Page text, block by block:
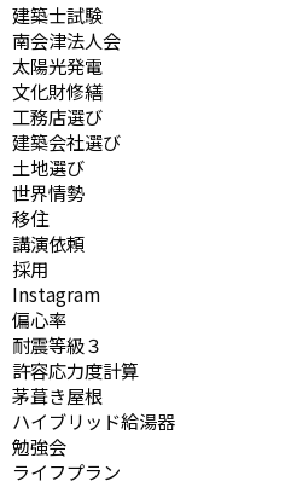
建築士試験
南会津法人会
太陽光発電
文化財修繕
工務店選び
建築会社選び
土地選び
世界情勢
移住
講演依頼
採用
Instagram
偏心率
耐震等級３
許容応力度計算
茅葺き屋根
ハイブリッド給湯器
勉強会
ライフプラン